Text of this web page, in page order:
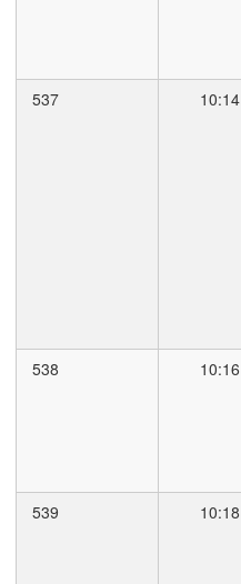
537 10:14
538 10:16
539 10:18